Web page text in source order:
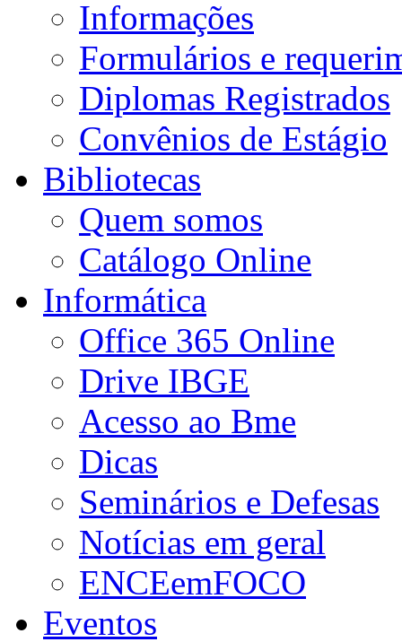
Informações
Formulários e
Diplomas Registrados
Convênios de Estágio
Bibliotecas
Quem somos
Catálogo Online
Informática
Office 365 Online
Drive IBGE
Acesso ao Bme
Dicas
Seminários e Defesas
Notícias em geral
ENCEemFOCO
Eventos